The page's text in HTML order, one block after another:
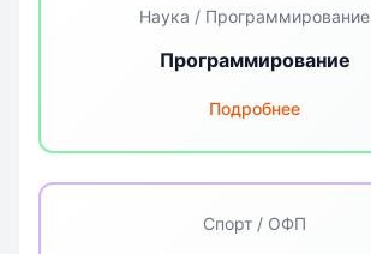
Наука / Программирование
Программирование
Подробнее
Спорт / ОФП